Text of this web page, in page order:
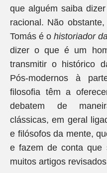
que alguém saiba
racional. Não
Tomás é ohistoriador
dizer o que é um
transmitir o histórico
Pós-modernos à
filosofia têm a
debatem de
clássicas, em geral
e filósofos da mente,
e fazem de conta que
muitos artigos